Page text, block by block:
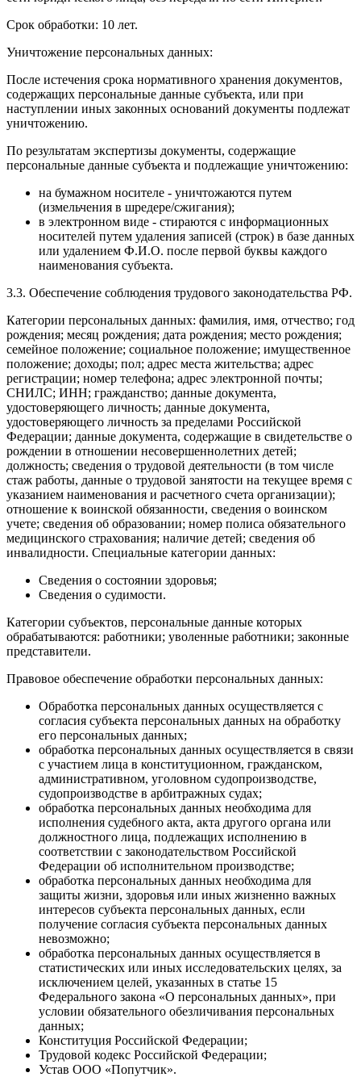
Срок обработки: 10 лет.
Уничтожение персональных данных:
После истечения срока нормативного хранения документов,
содержащих персональные данные субъекта, или при
наступлении иных законных оснований документы подлежат
уничтожению.
По результатам экспертизы документы, содержащие
персональные данные субъекта и подлежащие уничтожению:
на бумажном носителе - уничтожаются путем
(измельчения в шредере/сжигания);
в электронном виде - стираются с информационных
носителей путем удаления записей (строк) в базе данных
или удалением Ф.И.О. после первой буквы каждого
наименования субъекта.
3.3. Обеспечение соблюдения трудового законодательства РФ.
Категории персональных данных: фамилия, имя, отчество; год
рождения; месяц рождения; дата рождения; место рождения;
семейное положение; социальное положение; имущественное
положение; доходы; пол; адрес места жительства; адрес
регистрации; номер телефона; адрес электронной почты;
СНИЛС; ИНН; гражданство; данные документа,
удостоверяющего личность; данные документа,
удостоверяющего личность за пределами Российской
Федерации; данные документа, содержащие в свидетельстве о
рождении в отношении несовершеннолетних детей;
должность; сведения о трудовой деятельности (в том числе
стаж работы, данные о трудовой занятости на текущее время с
указанием наименования и расчетного счета организации);
отношение к воинской обязанности, сведения о воинском
учете; сведения об образовании; номер полиса обязательного
медицинского страхования; наличие детей; сведения об
инвалидности. Специальные категории данных:
Сведения о состоянии здоровья;
Сведения о судимости.
Категории субъектов, персональные данные которых
обрабатываются: работники; уволенные работники; законные
представители.
Правовое обеспечение обработки персональных данных:
Обработка персональных данных осуществляется с
согласия субъекта персональных данных на обработку
его персональных данных;
обработка персональных данных осуществляется в связи
с участием лица в конституционном, гражданском,
административном, уголовном судопроизводстве,
судопроизводстве в арбитражных судах;
обработка персональных данных необходима для
исполнения судебного акта, акта другого органа или
должностного лица, подлежащих исполнению в
соответствии с законодательством Российской
Федерации об исполнительном производстве;
обработка персональных данных необходима для
защиты жизни, здоровья или иных жизненно важных
интересов субъекта персональных данных, если
получение согласия субъекта персональных данных
невозможно;
обработка персональных данных осуществляется в
статистических или иных исследовательских целях, за
исключением целей, указанных в статье 15
Федерального закона «О персональных данных», при
условии обязательного обезличивания персональных
данных;
Конституция Российской Федерации;
Трудовой кодекс Российской Федерации;
Устав ООО «Попутчик».